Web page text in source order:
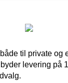
til private og
levering på